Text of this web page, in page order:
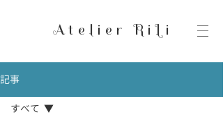
Atelier RiLi
記事
すべて